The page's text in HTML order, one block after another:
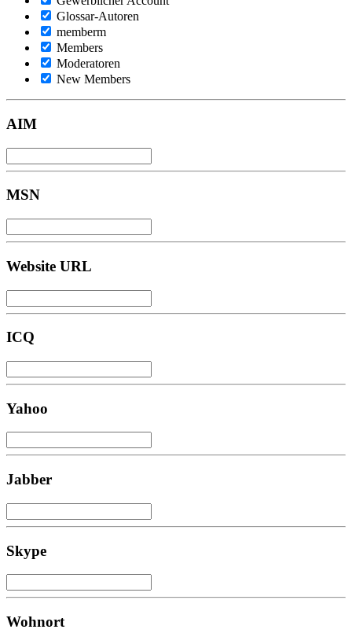
Glossar-Autoren
memberm
Members
Moderatoren
New Members
AIM
MSN
Website URL
ICQ
Yahoo
Jabber
Skype
Wohnort